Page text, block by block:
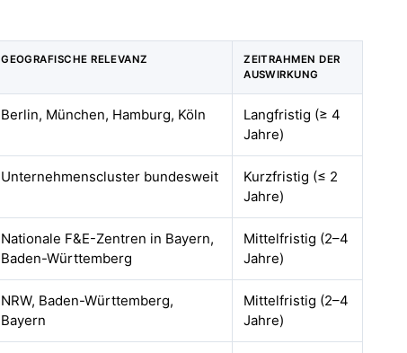
GEOGRAFISCHE RELEVANZ
ZEITRAHMEN DER
AUSWIRKUNG
Berlin, München, Hamburg, Köln
Langfristig (≥ 4
Jahre)
Unternehmenscluster bundesweit
Kurzfristig (≤ 2
Jahre)
Nationale F&E-Zentren in Bayern,
Baden-Württemberg
Mittelfristig (2–4
Jahre)
NRW, Baden-Württemberg,
Bayern
Mittelfristig (2–4
Jahre)